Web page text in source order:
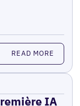
READ MORE
IA